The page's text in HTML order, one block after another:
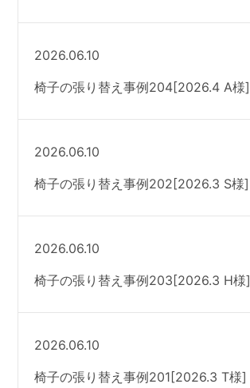
2026.06.10
椅子の張り替え事例204[2026.4 A様]
2026.06.10
椅子の張り替え事例202[2026.3 S様]
2026.06.10
椅子の張り替え事例203[2026.3 H様]
2026.06.10
椅子の張り替え事例201[2026.3 T様]